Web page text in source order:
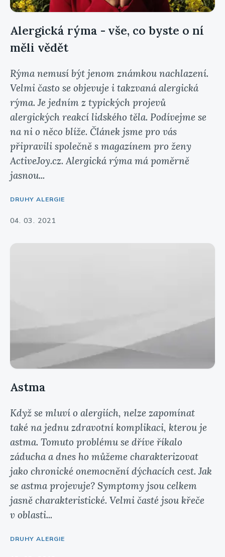
Alergická rýma - vše, co byste o ní
měli vědět
Rýma nemusí být jenom známkou nachlazení.
Velmi často se objevuje i takzvaná alergická
rýma. Je jedním z typických projevů
alergických reakcí lidského těla. Podívejme se
na ni o něco blíže. Článek jsme pro vás
připravili společně s magazínem pro ženy
ActiveJoy.cz. Alergická rýma má poměrně
jasnou...
DRUHY ALERGIE
04. 03. 2021
Astma
Když se mluví o alergiích, nelze zapomínat
také na jednu zdravotní komplikaci, kterou je
astma. Tomuto problému se dříve říkalo
záducha a dnes ho můžeme charakterizovat
jako chronické onemocnění dýchacích cest. Jak
se astma projevuje? Symptomy jsou celkem
jasně charakteristické. Velmi časté jsou křeče
v oblasti...
DRUHY ALERGIE